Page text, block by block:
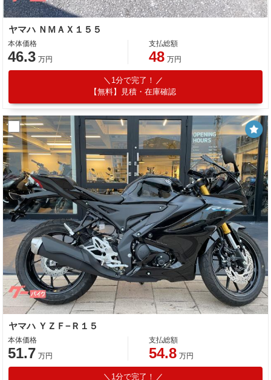
ヤマハ ＮＭＡＸ１５５
本体価格
46.3 万円
支払総額
48 万円
1分で完了！
【無料】見積・在庫確認
ヤマハ ＹＺＦ−Ｒ１５
本体価格
51.7 万円
支払総額
54.8 万円
1分で完了！